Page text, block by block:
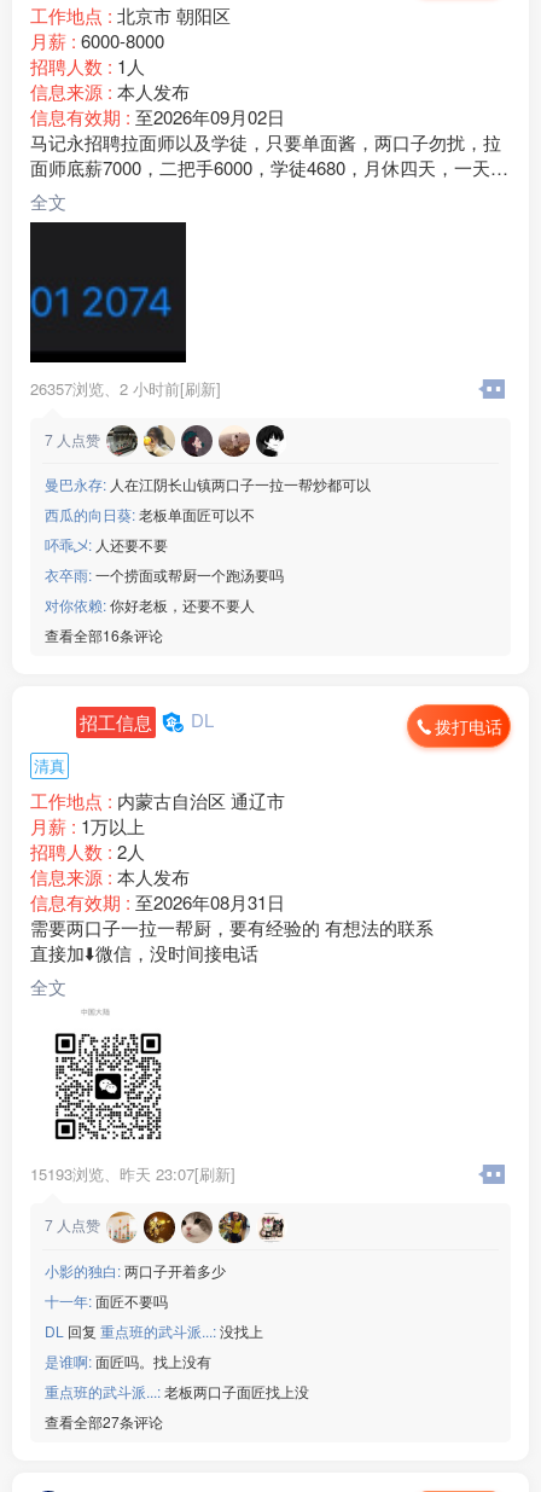
工作地点 : 北京市 朝阳区
月薪 : 6000-8000
招聘人数 : 1人
信息来源 : 本人发布
信息有效期 : 至2026年09月02日
马记永招聘拉面师以及学徒，只要单面酱，两口子勿扰，拉
面师底薪7000，二把手6000，学徒4680，月休四天，一天工
作9个小时，工作氛围融洽，包吃住 ，清真食材，拉面师都
是回民地址：北京市朝阳区合生汇商场《马记永兰州牛肉
全文
26357浏览、 2 小时前[刷新]
7 人点赞
曼巴永存: 人在江阴长山镇两口子一拉一帮炒都可以
西瓜的向日葵:老板单面匠可以不
吥乖乄: 人还要不要
衣卒雨:一个捞面或帮厨一个跑汤要吗
对你依赖:你好老板，还要不要人
查看全部16条评论
招工信息 DL 拨打电话
清真
工作地点 : 内蒙古自治区 通辽市
月薪 : 1万以上
招聘人数 : 2人
信息来源 : 本人发布
信息有效期 : 至2026年08月31日
需要两口子一拉一帮厨，要有经验的 有想法的联系
直接加⬇️微信，没时间接电话
全文
15193浏览、 昨天 23:07[刷新]
7 人点赞
小影的独白:两口子开着多少
十一年:面匠不要吗
DL 回复 重点班的武斗派...:没找上
是谁啊:面匠吗。找上没有
重点班的武斗派...:老板两口子面匠找上没
查看全部27条评论